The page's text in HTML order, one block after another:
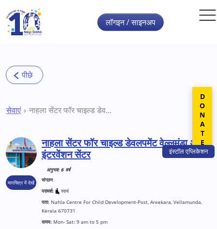
Skip to main content
इंस्टॉलएप्लिकेशन
लॉगइन / साइनअप
सेवाएं नाहला सेंटर फॉर चाइल्ड डेवलपमेंट वेल्लुमुंडा अर्ली इंटरवेंशन सेंटर
मानचित्र में देखें
नाहला सेंटर फॉर चाइल्ड डेवलपमेंट वेल्लुमुंडा अर्ली
इंटरवेंशन सेंटर
अनुभव: 6 वर्ष
संगठन
परामर्श:
स्वयं
पता: Nahla Centre For Child Development-Post, Areekara, Vellamunda,
Kerala 670731
समय: Mon- Sat: 9 am to 5 pm
DONATE